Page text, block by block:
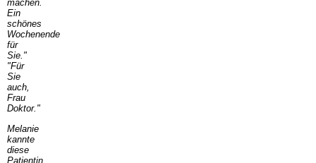
machen.
Ein
schönes
Wochenende
für
Sie."
"Für
Sie
auch,
Frau
Doktor."
Melanie
kannte
diese
Patientin